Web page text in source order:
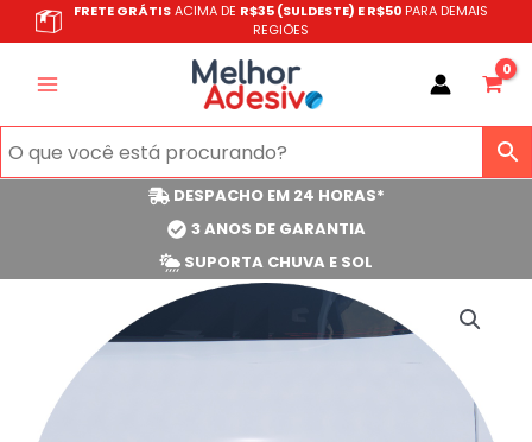
para
FRETE GRÁTISACIMA DE R$35 (SULDESTE) E R$50 PARA DEMAIS
REGIÕES
DESPACHO EM 24 HORAS*
3 ANOS DE GARANTIA
SUPORTA CHUVA E SOL